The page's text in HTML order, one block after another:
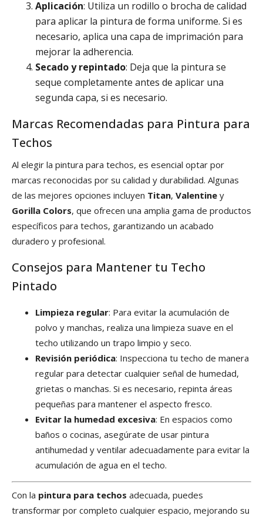
Aplicación: Utiliza un rodillo o brocha de calidad
para aplicar la pintura de forma uniforme. Si es
necesario, aplica una capa de imprimación para
mejorar la adherencia.
Secado y repintado: Deja que la pintura se
seque completamente antes de aplicar una
segunda capa, si es necesario.
Marcas Recomendadas para Pintura para
Techos
Al elegir la pintura para techos, es esencial optar por
marcas reconocidas por su calidad y durabilidad. Algunas
de las mejores opciones incluyen Titan, Valentine y
Gorilla Colors, que ofrecen una amplia gama de productos
específicos para techos, garantizando un acabado
duradero y profesional.
Consejos para Mantener tu Techo
Pintado
Limpieza regular: Para evitar la acumulación de
polvo y manchas, realiza una limpieza suave en el
techo utilizando un trapo limpio y seco.
Revisión periódica: Inspecciona tu techo de manera
regular para detectar cualquier señal de humedad,
grietas o manchas. Si es necesario, repinta áreas
pequeñas para mantener el aspecto fresco.
Evitar la humedad excesiva: En espacios como
baños o cocinas, asegúrate de usar pintura
antihumedad y ventilar adecuadamente para evitar la
acumulación de agua en el techo.
Con la pintura para techos adecuada, puedes
transformar por completo cualquier espacio, mejorando su